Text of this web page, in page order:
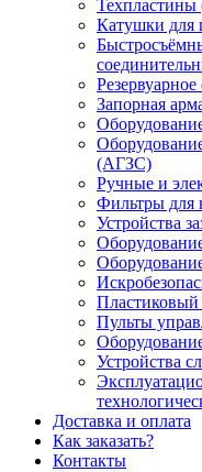
Катушки для
Запорная
(АГЗС)
Ручные и
Фильтры для
Устройства
Пульты
Устройства
Доставка и оплата
Как заказать?
Контакты